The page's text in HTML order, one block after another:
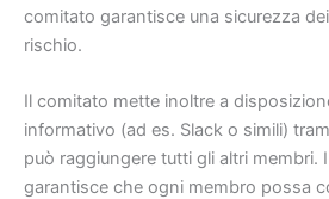
comitato garantisce una sicurezza
rischio.
Il comitato mette inoltre a
informativo (ad es. Slack o simili)
può raggiungere tutti gli altri membri.
garantisce che ogni membro possa